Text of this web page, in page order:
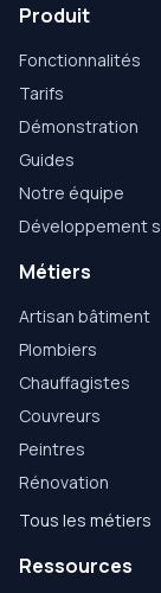
Produit
Fonctionnalités
Tarifs
Démonstration
Guides
Notre équipe
Développement
Métiers
Artisan bâtiment
Plombiers
Chauffagistes
Couvreurs
Peintres
Rénovation
Tous les métiers
Ressources